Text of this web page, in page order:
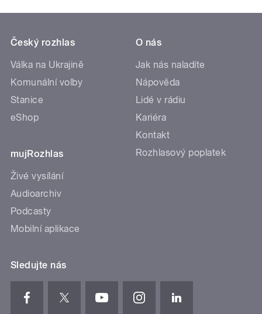
Český rozhlas
Válka na Ukrajině
Komunální volby
Stanice
eShop
mujRozhlas
Živé vysílání
Audioarchiv
Podcasty
Mobilní aplikace
O nás
Jak nás naladíte
Nápověda
Lidé v rádiu
Kariéra
Kontakt
Rozhlasový poplatek
Sledujte nás